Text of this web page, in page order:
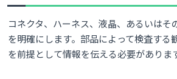
コネクタ、ハーネス、液晶、あるいはそ
を明確にします。部品によって検査する
を前提として情報を伝える必要がありま